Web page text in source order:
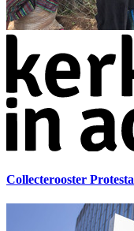
Collecterooster